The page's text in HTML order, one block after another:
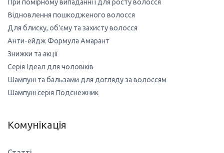
При помірному випаданні і для росту волосся
Відновлення пошкодженого волосся
Для блиску, об'єму та захисту волосся
Анти-ейдж Формула Амарант
Знижки та акції
Серія Ідеал для чоловіків
Шампуні та бальзами для догляду за волоссям
Шампуні серія Подснежник
Комунікація